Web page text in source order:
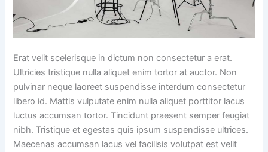
Erat velit scelerisque in dictum non consectetur a erat.
Ultricies tristique nulla aliquet enim tortor at auctor. Non
pulvinar neque laoreet suspendisse interdum consectetur
libero id. Mattis vulputate enim nulla aliquet porttitor lacus
luctus accumsan tortor. Tincidunt praesent semper feugiat
nibh. Tristique et egestas quis ipsum suspendisse ultrices.
Maecenas accumsan lacus vel facilisis volutpat est velit